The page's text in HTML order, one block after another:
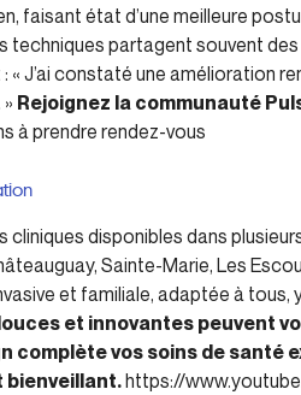
faisant état d’une meilleure
techniques partagent souvent
« J’ai constaté une amélioration
Rejoignez la communauté
à prendre rendez-vous
cliniques disponibles dans
Sainte-Marie, Les
et familiale, adaptée à
et innovantes peuvent
complète vos soins de
bienveillant.https://